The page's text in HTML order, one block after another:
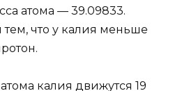
атома — 39.09833.
тем, что у калия меньше
калия движутся 19